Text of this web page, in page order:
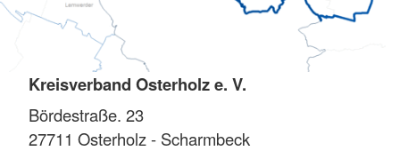
Kreisverband Osterholz e. V.
Bördestraße. 23
27711 Osterholz - Scharmbeck